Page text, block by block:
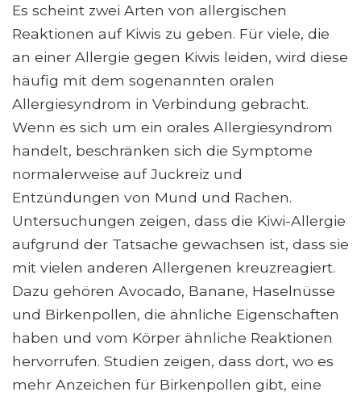
Es scheint zwei Arten von allergischen
Reaktionen auf Kiwis zu geben. Für viele, die
an einer Allergie gegen Kiwis leiden, wird diese
häufig mit dem sogenannten oralen
Allergiesyndrom in Verbindung gebracht.
Wenn es sich um ein orales Allergiesyndrom
handelt, beschränken sich die Symptome
normalerweise auf Juckreiz und
Entzündungen von Mund und Rachen.
Untersuchungen zeigen, dass die Kiwi-Allergie
aufgrund der Tatsache gewachsen ist, dass sie
mit vielen anderen Allergenen kreuzreagiert.
Dazu gehören Avocado, Banane, Haselnüsse
und Birkenpollen, die ähnliche Eigenschaften
haben und vom Körper ähnliche Reaktionen
hervorrufen. Studien zeigen, dass dort, wo es
mehr Anzeichen für Birkenpollen gibt, eine